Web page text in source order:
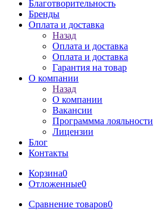
Благотворительность
Бренды
Оплата и доставка
Назад
Оплата и доставка
Оплата и доставка
Гарантия на товар
О компании
Назад
О компании
Вакансии
Программма лояльности
Лицензии
Блог
Контакты
Корзина0
Отложенные0
Сравнение товаров0